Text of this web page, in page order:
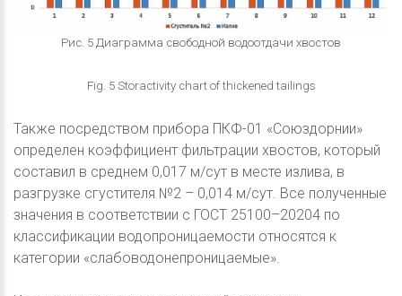
Рис. 5 Диаграмма свободной водоотдачи хвостов
Fig. 5 Storactivity chart of thickened tailings
Также посредством прибора ПКФ-01 «Союздорнии»
определен коэффициент фильтрации хвостов, который
составил в среднем 0,017 м/сут в месте излива, в
разгрузке сгустителя №2 – 0,014 м/сут. Все полученные
значения в соответствии с ГОСТ 25100–20204 по
классификации водопроницаемости относятся к
категории «слабоводонепроницаемые».